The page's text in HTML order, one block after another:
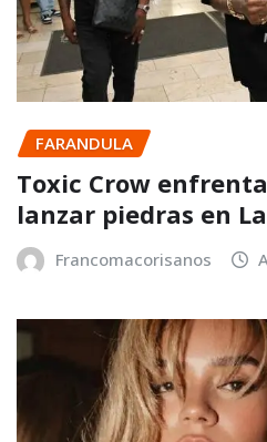
FARANDULA
Toxic Crow
lanzar piedras en
Francomacorisanos